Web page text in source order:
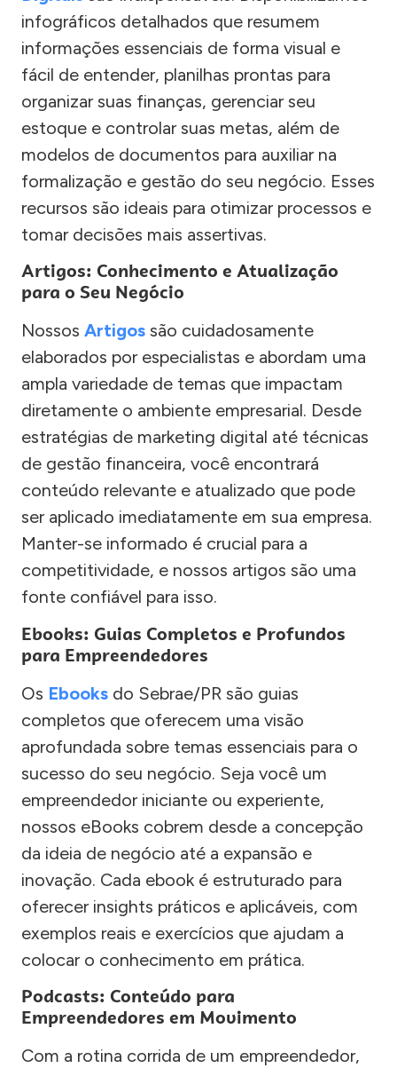
infográficos detalhados que resumem
informações essenciais de forma visual e
fácil de entender, planilhas prontas para
organizar suas finanças, gerenciar seu
estoque e controlar suas metas, além de
modelos de documentos para auxiliar na
formalização e gestão do seu negócio. Esses
recursos são ideais para otimizar processos e
tomar decisões mais assertivas.
Artigos: Conhecimento e Atualização
para o Seu Negócio
Nossos Artigos são cuidadosamente
elaborados por especialistas e abordam uma
ampla variedade de temas que impactam
diretamente o ambiente empresarial. Desde
estratégias de marketing digital até técnicas
de gestão financeira, você encontrará
conteúdo relevante e atualizado que pode
ser aplicado imediatamente em sua empresa.
Manter-se informado é crucial para a
competitividade, e nossos artigos são uma
fonte confiável para isso.
Ebooks: Guias Completos e Profundos
para Empreendedores
Os Ebooks do Sebrae/PR são guias
completos que oferecem uma visão
aprofundada sobre temas essenciais para o
sucesso do seu negócio. Seja você um
empreendedor iniciante ou experiente,
nossos eBooks cobrem desde a concepção
da ideia de negócio até a expansão e
inovação. Cada ebook é estruturado para
oferecer insights práticos e aplicáveis, com
exemplos reais e exercícios que ajudam a
colocar o conhecimento em prática.
Podcasts: Conteúdo para
Empreendedores em Movimento
Com a rotina corrida de um empreendedor,